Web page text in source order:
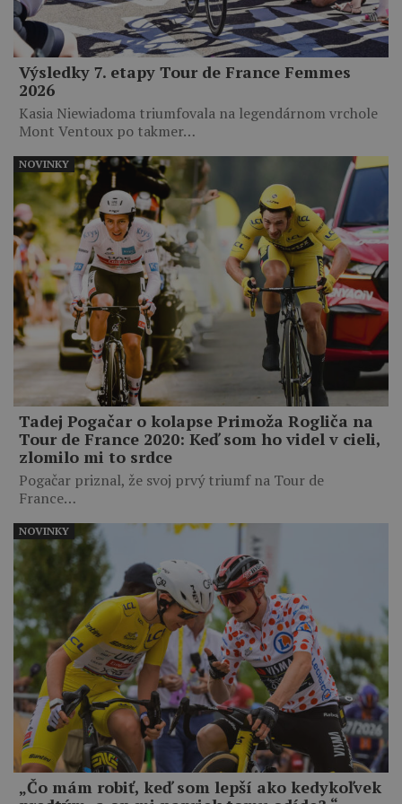
Výsledky 7. etapy Tour de France Femmes
2026
Kasia Niewiadoma triumfovala na legendárnom vrchole
Mont Ventoux po takmer…
Tadej Pogačar o kolapse Primoža Rogliča na
Tour de France 2020: Keď som ho videl v cieli,
zlomilo mi to srdce
Pogačar priznal, že svoj prvý triumf na Tour de
France…
NOVINKY
„Čo mám robiť, keď som lepší ako kedykoľvek
NOVINKY